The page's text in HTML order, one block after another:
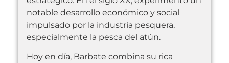
notable desarrollo económico y social
impulsado por la industria pesquera,
especialmente la pesca del atún.
Hoy en día, Barbate combina su rica